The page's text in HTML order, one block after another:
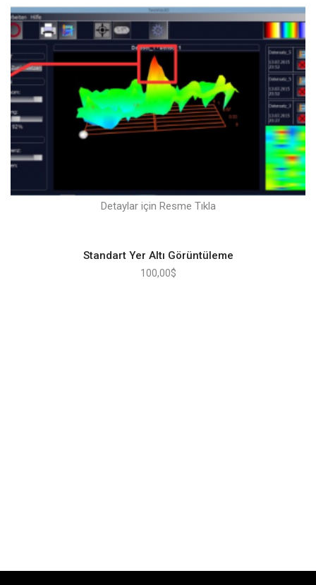
Detaylar için Resme Tıkla
Standart Yer Altı Görüntüleme
100,00$